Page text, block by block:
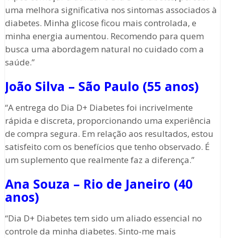
uma melhora significativa nos sintomas associados à
diabetes. Minha glicose ficou mais controlada, e
minha energia aumentou. Recomendo para quem
busca uma abordagem natural no cuidado com a
saúde.”
João Silva – São Paulo (55 anos)
“A entrega do Dia D+ Diabetes foi incrivelmente
rápida e discreta, proporcionando uma experiência
de compra segura. Em relação aos resultados, estou
satisfeito com os benefícios que tenho observado. É
um suplemento que realmente faz a diferença.”
Ana Souza – Rio de Janeiro (40
anos)
“Dia D+ Diabetes tem sido um aliado essencial no
controle da minha diabetes. Sinto-me mais